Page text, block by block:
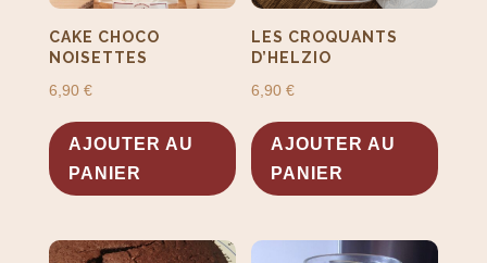
CAKE CHOCO
NOISETTES
6,90 €
AJOUTER AU
PANIER
LES CROQUANTS
D’HELZIO
6,90€
AJOUTER AU
PANIER